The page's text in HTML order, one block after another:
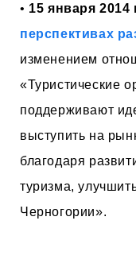
• 15 января 2014
перспективах
изменением
«Туристические
поддерживают
выступить на
благодаря
туризма,
Черногории».